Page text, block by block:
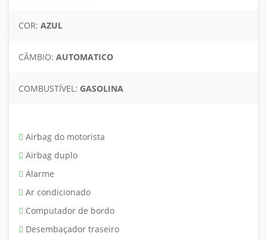
COR: AZUL
CÂMBIO: AUTOMATICO
COMBUSTÍVEL: GASOLINA
Airbag do motorista
Airbag duplo
Alarme
Ar condicionado
Computador de bordo
Desembaçador traseiro